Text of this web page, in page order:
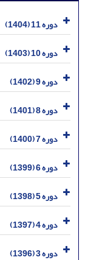
دوره 11 (1404)
دوره 10 (1403)
دوره 9 (1402)
دوره 8 (1401)
دوره 7 (1400)
دوره 6 (1399)
دوره 5 (1398)
دوره 4 (1397)
دوره 3 (1396)